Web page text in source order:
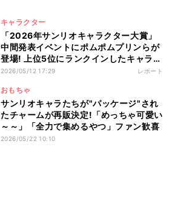
キャラクター
「2026年サンリオキャラクター大賞」
中間発表イベントにポムポムプリンらが
登場! 上位5位にランクインしたキャラク
ターは…
2026/05/12 17:29 レポート
おもちゃ
サンリオキャラたちが"パッケージ"され
たチャームが再販決定!「めっちゃ可愛い
～～」「全力で集めるやつ」ファン歓喜
2026/05/22 10:10